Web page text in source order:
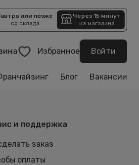
или позже
со склада
Через 15 минут
из магазина
Избранное Войти
Блог Вакансии
и поддержка
заказ
оплаты